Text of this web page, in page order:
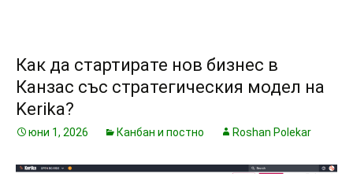
Как да стартирате нов бизнес в
Канзас със стратегическия модел на
Kerika?
юни 1, 2026 Канбан и постно Roshan Polekar